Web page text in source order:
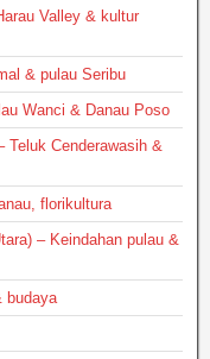
Valley & kultur
& pulau Seribu
Wanci & Danau Poso
Teluk Cenderawasih &
florikultura
– Keindahan pulau &
budaya